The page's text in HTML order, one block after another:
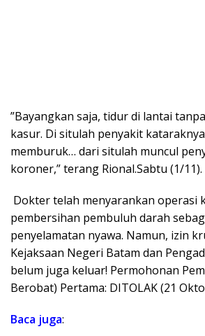
​”Bayangkan saja, tidur di lantai
kasur. Di situlah penyakit
memburuk… dari situlah muncul
koroner,” terang Rional.Sabtu (1/11).
Dokter telah menyarankan operasi
pembersihan pembuluh darah
penyelamatan nyawa. Namun, izin
Kejaksaan Negeri Batam dan
belum juga keluar! ​Permohonan
Berobat) Pertama: DITOLAK (21
Baca juga: